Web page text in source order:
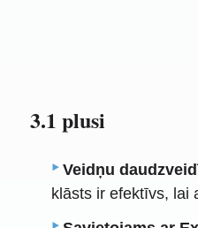
3.1 plusi
Veidņu
klāsts ir efektīvs, lai